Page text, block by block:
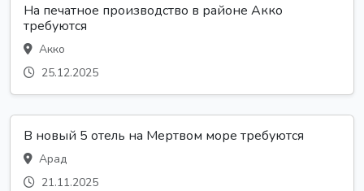
На печатное производство в районе Акко
требуются
Акко
25.12.2025
В новый 5 отель на Мертвом море требуются
Арад
21.11.2025